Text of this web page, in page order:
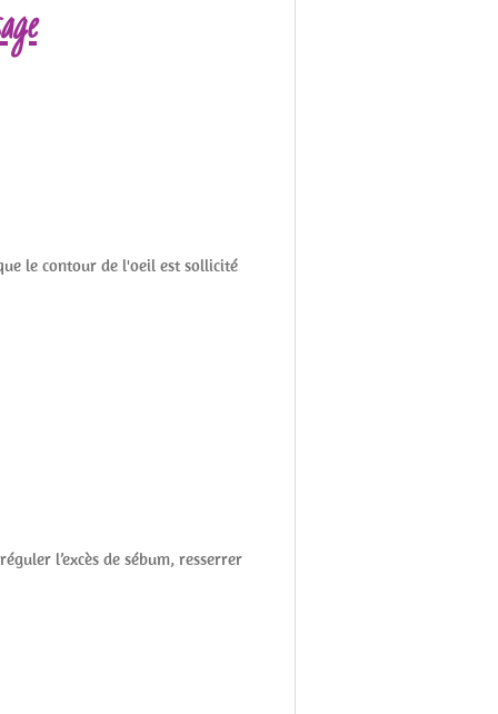
le contour de l'oeil est sollicité
l’excès de sébum, resserrer